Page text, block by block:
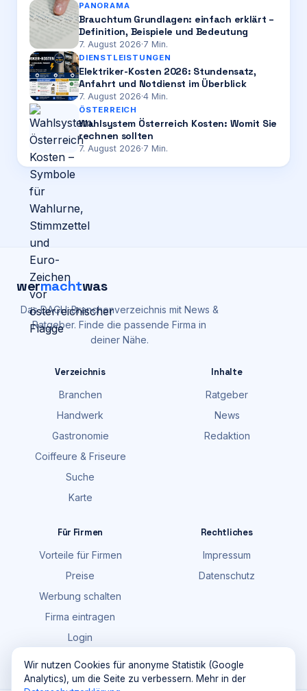
PANORAMA
Brauchtum Grundlagen: einfach erklärt –
Definition, Beispiele und Bedeutung
7. August 2026·7 Min.
DIENSTLEISTUNGEN
Elektriker-Kosten 2026: Stundensatz,
Anfahrt und Notdienst im Überblick
7. August 2026·4 Min.
ÖSTERREICH
Wahlsystem Österreich Kosten: Womit Sie
rechnen sollten
7. August 2026·7 Min.
wermachtwas
Das DACH-Branchenverzeichnis mit News &
Ratgeber. Finde die passende Firma in
deiner Nähe.
Verzeichnis
Branchen
Handwerk
Gastronomie
Coiffeure & Friseure
Suche
Karte
Inhalte
Ratgeber
News
Redaktion
Für Firmen
Vorteile für Firmen
Preise
Werbung schalten
Firma eintragen
Login
Rechtliches
Impressum
Datenschutz
Wir nutzen Cookies für anonyme Statistik (Google
Analytics), um die Seite zu verbessern. Mehr in der